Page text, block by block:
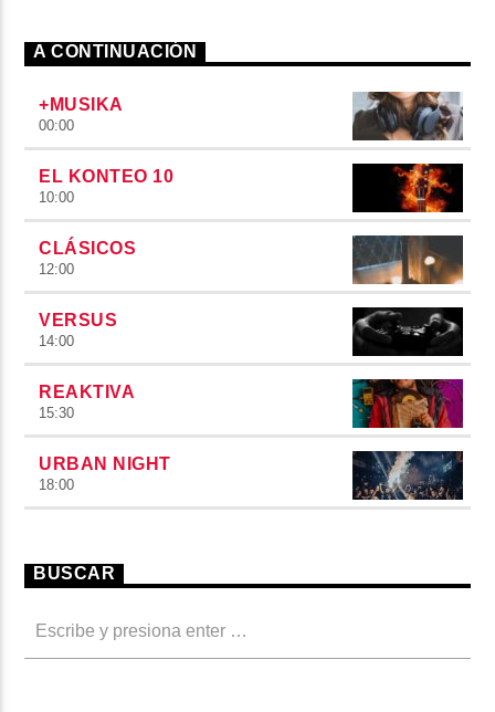
A CONTINUACIÓN
+MUSIKA
00:00
EL KONTEO 10
10:00
CLÁSICOS
12:00
VERSUS
14:00
REAKTIVA
15:30
URBAN NIGHT
18:00
BUSCAR